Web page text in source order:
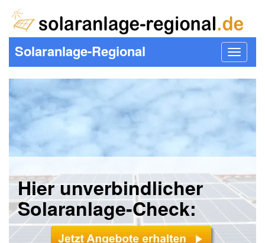
Toggle
Solaranlage-Regional
Hier unverbindlicher
Solaranlage-Check: